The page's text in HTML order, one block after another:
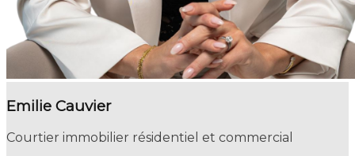
Emilie Cauvier
Courtier immobilier résidentiel et commercial